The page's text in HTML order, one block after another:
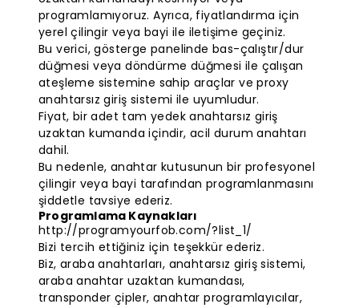
programlamıyoruz. Ayrıca, fiyatlandırma için
yerel çilingir veya bayi ile iletişime geçiniz.
Bu verici, gösterge panelinde bas-çalıştır/dur
düğmesi veya döndürme düğmesi ile çalışan
ateşleme sistemine sahip araçlar ve proxy
anahtarsız giriş sistemi ile uyumludur.
Fiyat, bir adet tam yedek anahtarsız giriş
uzaktan kumanda içindir, acil durum anahtarı
dahil.
Bu nedenle, anahtar kutusunun bir profesyonel
çilingir veya bayi tarafından programlanmasını
şiddetle tavsiye ederiz.
Programlama Kaynakları
http://programyourfob.com/?list_1/
Bizi tercih ettiğiniz için teşekkür ederiz.
Biz, araba anahtarları, anahtarsız giriş sistemi,
araba anahtar uzaktan kumandası,
transponder çipler, anahtar programlayıcılar,